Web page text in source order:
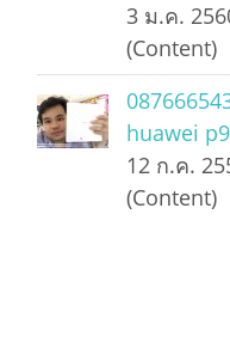
3 ม.ค.
(Content)
huawei
12 ก.ค.
(Content)